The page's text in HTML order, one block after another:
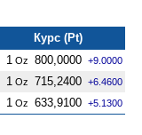
Курс (Pt)
1 Oz 800,0000 +9.0000
1 Oz 715,2400 +6.4600
1 Oz 633,9100 +5.1300